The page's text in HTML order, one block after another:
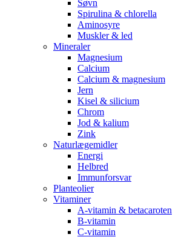
Søvn
Spirulina & chlorella
Aminosyre
Muskler & led
Mineraler
Magnesium
Calcium
Calcium & magnesium
Jern
Kisel & silicium
Chrom
Jod & kalium
Zink
Naturlægemidler
Energi
Helbred
Immunforsvar
Planteolier
Vitaminer
A-vitamin & betacaroten
B-vitamin
C-vitamin